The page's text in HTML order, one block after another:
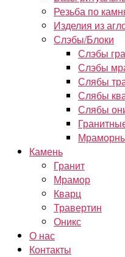
Резьба по
Изделия из
Слэбы/Блоки
Слэбы
Слэбы
Слябы
Слябы
Слябы
Камень
Гранит
Мрамор
Кварц
Травертин
Оникс
О нас
Контакты